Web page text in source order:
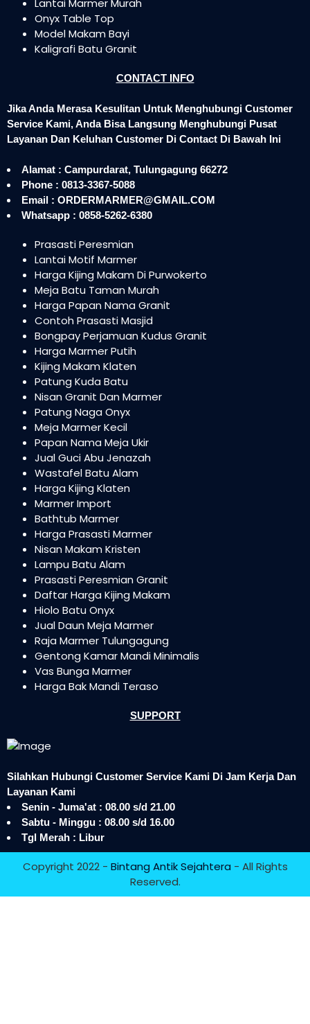
Lantai Marmer Murah
Onyx Table Top
Model Makam Bayi
Kaligrafi Batu Granit
CONTACT INFO
Jika Anda Merasa Kesulitan Untuk Menghubungi Customer
Service Kami, Anda Bisa Langsung Menghubungi Pusat
Layanan Dan Keluhan Customer Di Contact Di Bawah Ini
Alamat : Campurdarat, Tulungagung 66272
Phone : 0813-3367-5088
Email : ORDERMARMER@GMAIL.COM
Whatsapp : 0858-5262-6380
Prasasti Peresmian
Lantai Motif Marmer
Harga Kijing Makam Di Purwokerto
Meja Batu Taman Murah
Harga Papan Nama Granit
Contoh Prasasti Masjid
Bongpay Perjamuan Kudus Granit
Harga Marmer Putih
Kijing Makam Klaten
Patung Kuda Batu
Nisan Granit Dan Marmer
Patung Naga Onyx
Meja Marmer Kecil
Papan Nama Meja Ukir
Jual Guci Abu Jenazah
Wastafel Batu Alam
Harga Kijing Klaten
Marmer Import
Bathtub Marmer
Harga Prasasti Marmer
Nisan Makam Kristen
Lampu Batu Alam
Prasasti Peresmian Granit
Daftar Harga Kijing Makam
Hiolo Batu Onyx
Jual Daun Meja Marmer
Raja Marmer Tulungagung
Gentong Kamar Mandi Minimalis
Vas Bunga Marmer
Harga Bak Mandi Teraso
SUPPORT
Silahkan Hubungi Customer Service Kami Di Jam Kerja Dan
Layanan Kami
Senin - Juma'at : 08.00 s/d 21.00
Sabtu - Minggu : 08.00 s/d 16.00
Tgl Merah : Libur
Copyright 2022 - Bintang Antik Sejahtera - All Rights
Reserved.